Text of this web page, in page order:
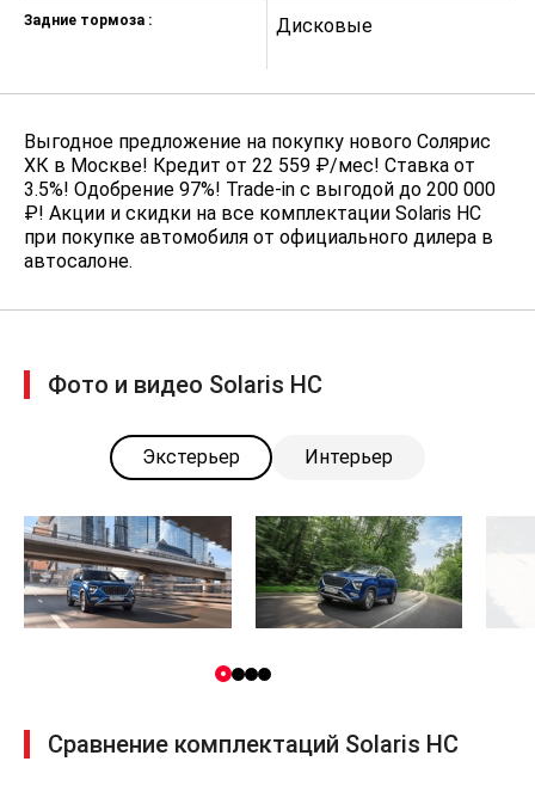
Задние тормоза : Дисковые
Выгодное предложение на покупку нового Солярис
ХК в Москве! Кредит от 22 559 ₽/мес! Ставка от
3.5%! Одобрение 97%! Trade-in с выгодой до 200 000
₽! Акции и скидки на все комплектации Solaris HC
при покупке автомобиля от официального дилера в
автосалоне.
Фото и видео Solaris HC
Экстерьер Интерьер
Сравнение комплектаций Solaris HC